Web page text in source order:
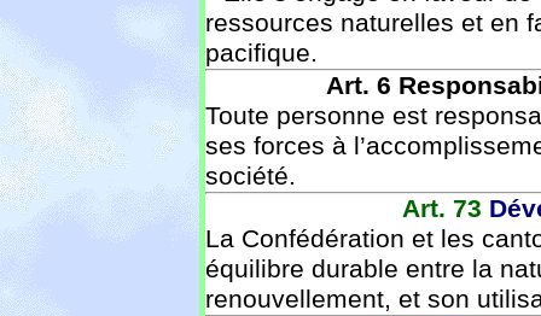
ressources naturelles et en
pacifique.
Art. 6
Toute personne est
ses forces à
société.
Art. 73
La Confédération et les
équilibre durable entre la
renouvellement, et son